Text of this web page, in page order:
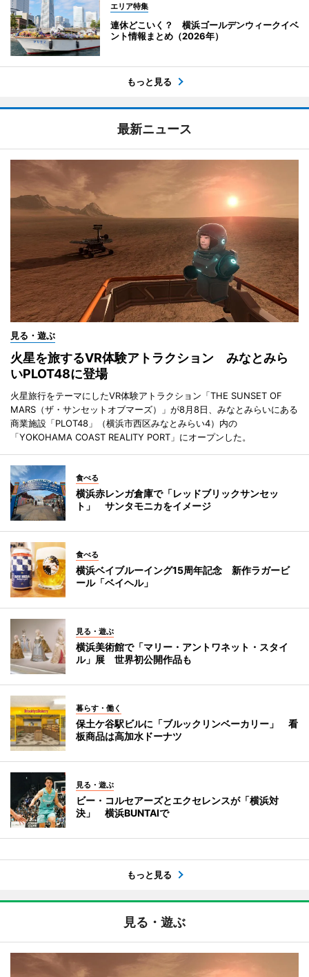
エリア特集
連休どこいく？ 横浜ゴールデンウィークイベ
ント情報まとめ（2026年）
もっと見る
最新ニュース
見る・遊ぶ
火星を旅するVR体験アトラクション みなとみら
いPLOT48に登場
火星旅行をテーマにしたVR体験アトラクション「THE SUNSET OF
MARS（ザ・サンセットオブマーズ）」が8月8日、みなとみらいにある
商業施設「PLOT48」（横浜市西区みなとみらい4）内の
「YOKOHAMA COAST REALITY PORT」にオープンした。
食べる
横浜赤レンガ倉庫で「レッドブリックサンセッ
ト」 サンタモニカをイメージ
食べる
横浜ベイブルーイング15周年記念 新作ラガービ
ール「ベイヘル」
見る・遊ぶ
横浜美術館で「マリー・アントワネット・スタイ
ル」展 世界初公開作品も
暮らす・働く
保土ケ谷駅ビルに「ブルックリンベーカリー」 看
板商品は高加水ドーナツ
見る・遊ぶ
ビー・コルセアーズとエクセレンスが「横浜対
決」 横浜BUNTAIで
もっと見る
見る・遊ぶ